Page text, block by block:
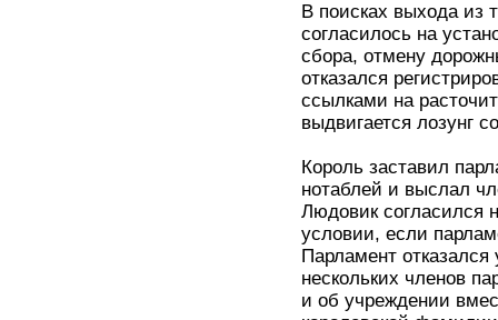
В поисках выхода из
согласилось на
сбора, отмену
отказался
ссылками на
выдвигается лозунг
Король заставил
нотаблей и выслал
Людовик согласился
условии, если
Парламент
нескольких членов
и об учреждении